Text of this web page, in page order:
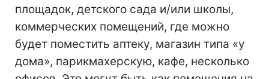
площадок, детского сада и/или школы,
коммерческих помещений, где можно
будет поместить аптеку, магазин типа «у
дома», парикмахерскую, кафе, несколько